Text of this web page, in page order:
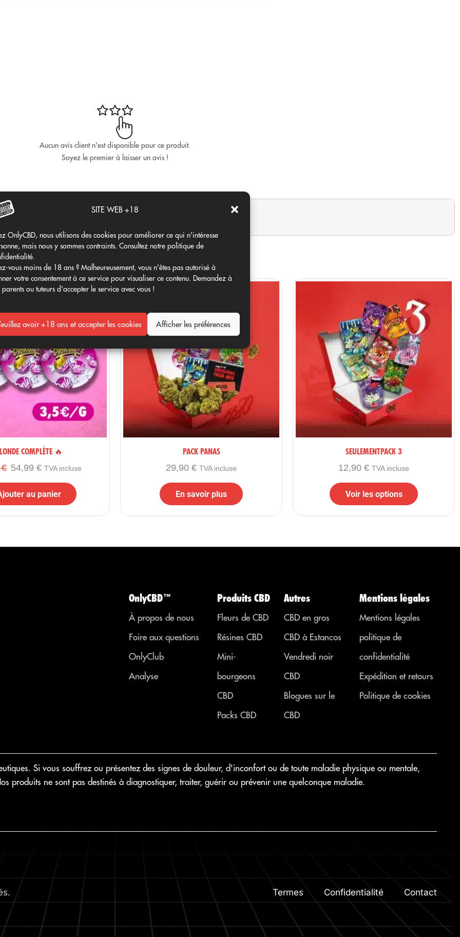
SITE WEB +18
OnlyCBD, nous utilisons des cookies pour améliorer ce qui n'intéresse
mais nous y sommes contraints. Consultez notre politique de
vous moins de 18 ans ? Malheureusement, vous n'êtes pas autorisé à
votre consentement à ce service pour visualiser ce contenu. Demandez à
parents ou tuteurs d'accepter le service avec vous !
avoir +18 ans et accepter les cookies Afficher les préférences
style
Aucun avis client n'est disponible pour ce produit.
Soyez le premier à laisser un avis !
Produits similaires
COMPLÈTE 🔥
€ 54,99 € TVA incluse
au panier
PACK PANAS
29,90 € TVA incluse
En savoir plus
SEULEMENTPACK 3
12,90 € TVA incluse
Voir les options
OnlyCBD™
À propos de nous
Foire aux questions
OnlyClub
Analyse
Produits CBD
Fleurs de CBD
Résines CBD
Mini-
bourgeons
CBD
Packs CBD
Autres
CBD en gros
CBD à Estancos
Vendredi noir
CBD
Blogues sur le
CBD
Mentions légales
Mentions légales
politique de
confidentialité
Expédition et retours
Politique de cookies
Si vous souffrez ou présentez des signes de douleur, d'inconfort ou de toute maladie physique ou mentale,
produits ne sont pas destinés à diagnostiquer, traiter, guérir ou prévenir une quelconque maladie.
Termes Confidentialité Contact